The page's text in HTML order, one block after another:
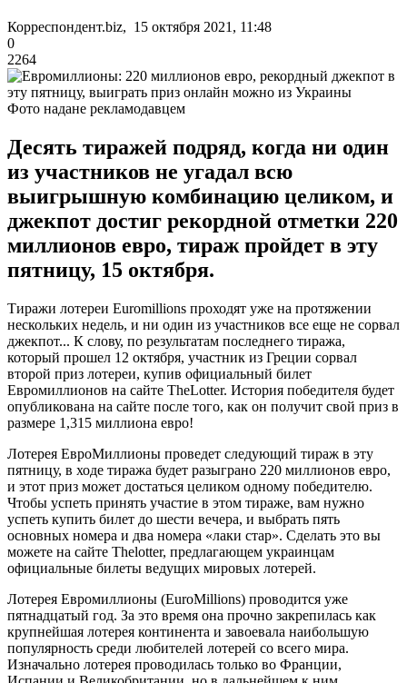
Корреспондент.biz, 15 октября 2021, 11:48
0
2264
Фото надане рекламодавцем
Десять тиражей подряд, когда ни один
из участников не угадал всю
выигрышную комбинацию целиком, и
джекпот достиг рекордной отметки 220
миллионов евро, тираж пройдет в эту
пятницу, 15 октября.
Тиражи лотереи Euromillions проходят уже на протяжении
нескольких недель, и ни один из участников все еще не сорвал
джекпот... К слову, по результатам последнего тиража,
который прошел 12 октября, участник из Греции сорвал
второй приз лотереи, купив официальный билет
Евромиллионов на сайте TheLotter. История победителя будет
опубликована на сайте после того, как он получит свой приз в
размере 1,315 миллиона евро!
Лотерея ЕвроМиллионы проведет следующий тираж в эту
пятницу, в ходе тиража будет разыграно 220 миллионов евро,
и этот приз может достаться целиком одному победителю.
Чтобы успеть принять участие в этом тираже, вам нужно
успеть купить билет до шести вечера, и выбрать пять
основных номера и два номера «лаки стар». Сделать это вы
можете на сайте Thelotter, предлагающем украинцам
официальные билеты ведущих мировых лотерей.
Лотерея Евромиллионы (EuroMillions) проводится уже
пятнадцатый год. За это время она прочно закрепилась как
крупнейшая лотерея континента и завоевала наибольшую
популярность среди любителей лотерей со всего мира.
Изначально лотерея проводилась только во Франции,